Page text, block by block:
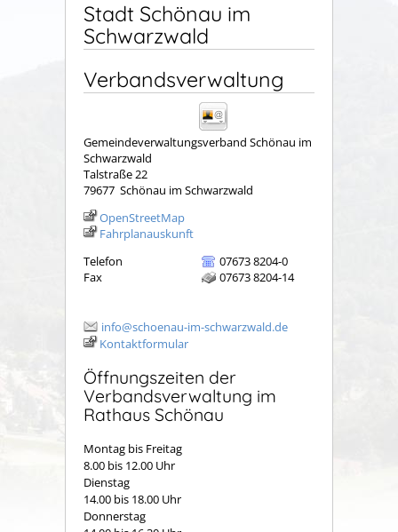
Stadt Schönau im
Schwarzwald
Verbandsverwaltung
Gemeindeverwaltungsverband Schönau im
Schwarzwald
Talstraße 22
79677 Schönau im Schwarzwald
OpenStreetMap
Fahrplanauskunft
Telefon
07673 8204-0
Fax
07673 8204-14
info@schoenau-im-schwarzwald.de
Kontaktformular
Öffnungszeiten der
Verbandsverwaltung im
Rathaus Schönau
Montag bis Freitag
8.00 bis 12.00 Uhr
Dienstag
14.00 bis 18.00 Uhr
Donnerstag